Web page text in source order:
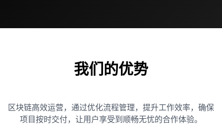
我们的优势
区块链高效运营，通过优化流程管理，提升工作效率，确保
项目按时交付，让用户享受到顺畅无忧的合作体验。